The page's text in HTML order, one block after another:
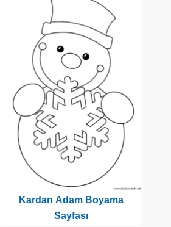
Kardan Adam Boyama
Sayfası